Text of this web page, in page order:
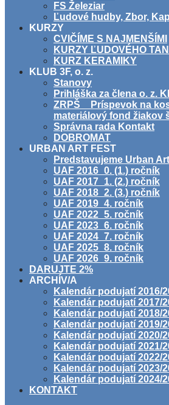
FS Železiar
Ľudové hudby, Zbor,
KURZY
CVIČÍME S NAJMENŠÍMI
KURZY ĽUDOVÉHO
KURZ KERAMIKY
KLUB 3F, o. z.
Stanovy
Prihláška za člena o. z.
ZRPŠ _ Príspevok na
materiálový fond žiakov
Správna rada Kontakt
DOBROMAT
URBAN ART FEST
Predstavujeme Urban
UAF 2016_0. (1.) ročník
UAF 2017_1. (2.) ročník
UAF 2018_2. (3.) ročník
UAF 2019_4. ročník
UAF 2022_5. ročník
UAF 2023_6. ročník
UAF 2024_7. ročník
UAF 2025_8. ročník
UAF 2026_9. ročník
DARUJTE 2%
ARCHÍV/A
Kalendár podujatí 2016/
Kalendár podujatí 2017/
Kalendár podujatí 2018/
Kalendár podujatí 2019/
Kalendár podujatí 2020/
Kalendár podujatí 2021/
Kalendár podujatí 2022/
Kalendár podujatí 2023/
Kalendár podujatí 2024/
KONTAKT